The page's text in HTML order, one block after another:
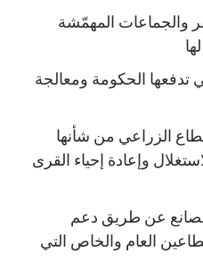
والجماعات المهمّشة
تدفعها الحكومة ومعالجة
الزراعي من شأنها
وإعادة إحياء القرى
عن طريق دعم
العام والخاص التي